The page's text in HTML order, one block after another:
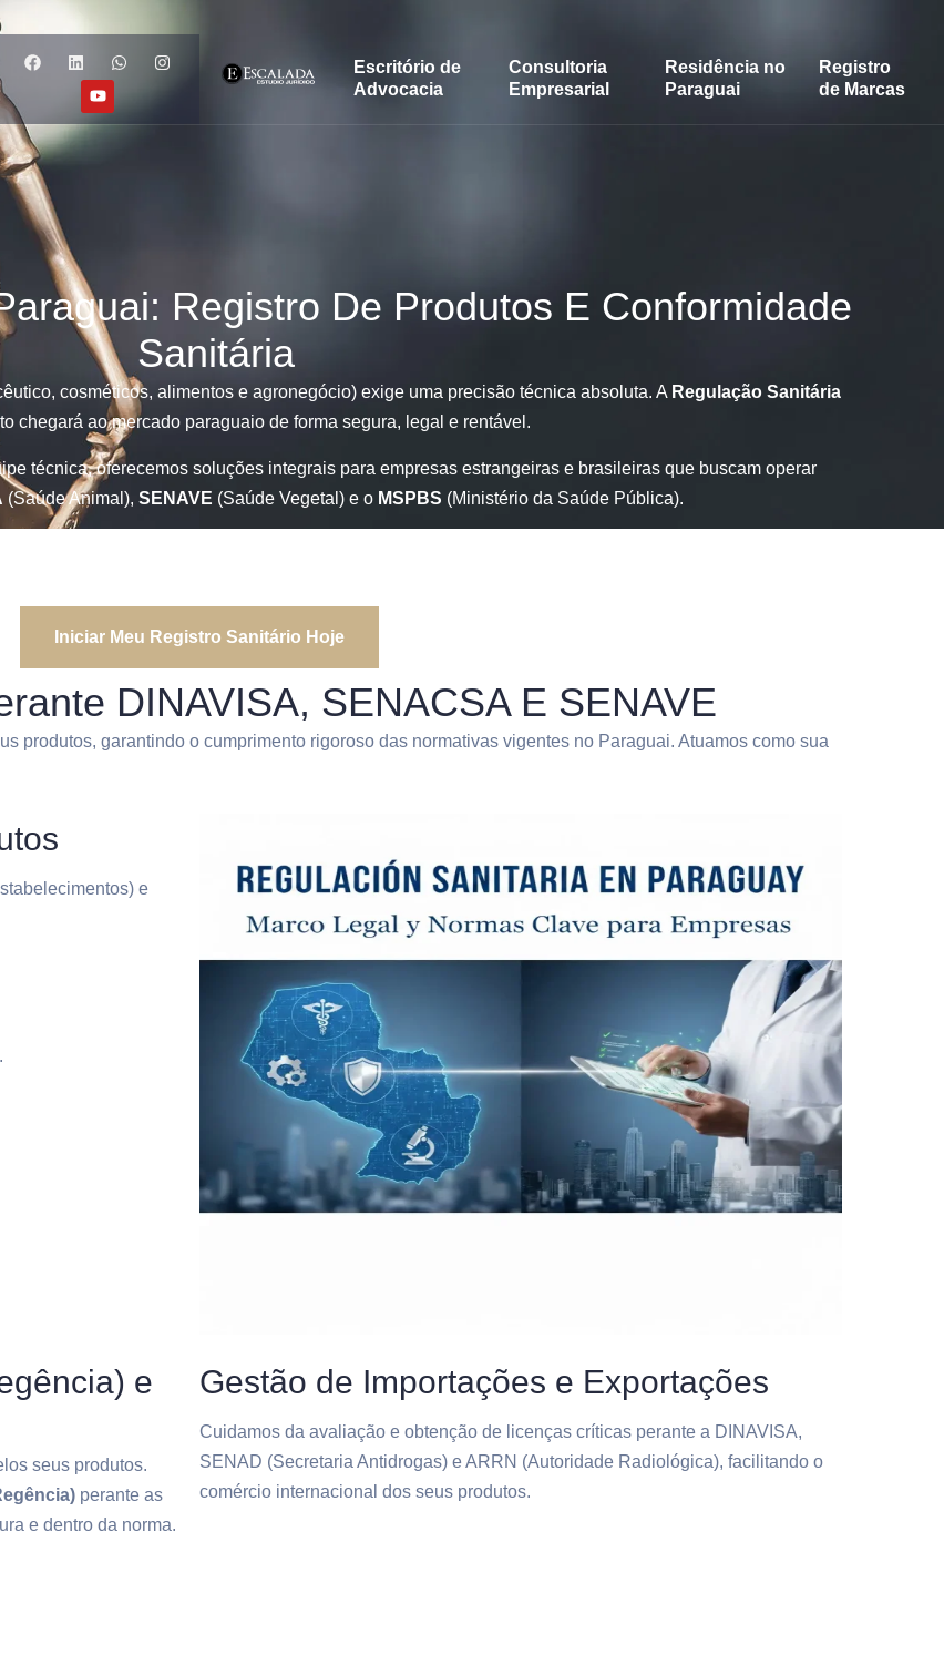
no Paraguai:
e Conformidade
Registro De Produtos E Conformidade
Sanitária
cosméticos, alimentos e agronegócio) exige uma precisão técnica absoluta. A Regulação Sanitária
chegará ao mercado paraguaio de forma segura, legal e rentável.
técnica, oferecemos soluções integrais para empresas estrangeiras e brasileiras que buscam operar
(Saúde Animal), SENAVE (Saúde Vegetal) e o MSPBS (Ministério da Saúde Pública).
Escritório de
Advocacia
Consultoria
Empresarial
Residência no
Paraguai
Registro
de Marcas
Iniciar Meu Registro Sanitário Hoje
DINAVISA, SENACSA E SENAVE
produtos, garantindo o cumprimento rigoroso das normativas vigentes no Paraguai. Atuamos como sua
e
e
seus produtos.
perante as
e dentro da norma.
Gestão de Importações e Exportações
Cuidamos da avaliação e obtenção de licenças críticas perante a DINAVISA,
SENAD (Secretaria Antidrogas) e ARRN (Autoridade Radiológica), facilitando o
comércio internacional dos seus produtos.